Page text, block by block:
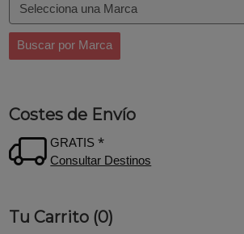
Costes de Envío
GRATIS *
Consultar Destinos
Tu Carrito (0)